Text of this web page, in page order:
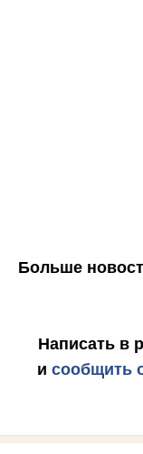
Больше
Написать в
и сообщить